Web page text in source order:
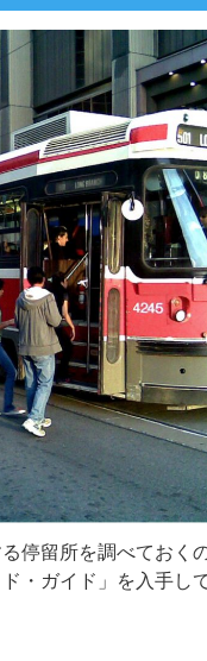
停留所を調べておく
・ガイド」を入手し